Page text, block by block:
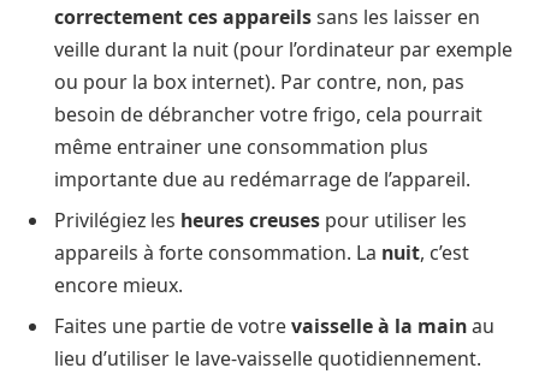
correctement ces appareilssans les laisser en
veille durant la nuit (pour l’ordinateur par exemple
ou pour la box internet). Par contre, non, pas
besoin de débrancher votre frigo, cela pourrait
même entrainer une consommation plus
importante due au redémarrage de l’appareil.
Privilégiez les heures creuses pour utiliser les
appareils à forte consommation. La nuit, c’est
encore mieux.
Faites une partie de votrevaisselle à la mainau
lieu d’utiliser le lave-vaisselle quotidiennement.